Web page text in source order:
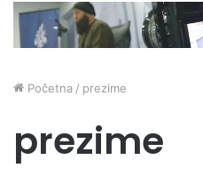
Početna / prezime
prezime